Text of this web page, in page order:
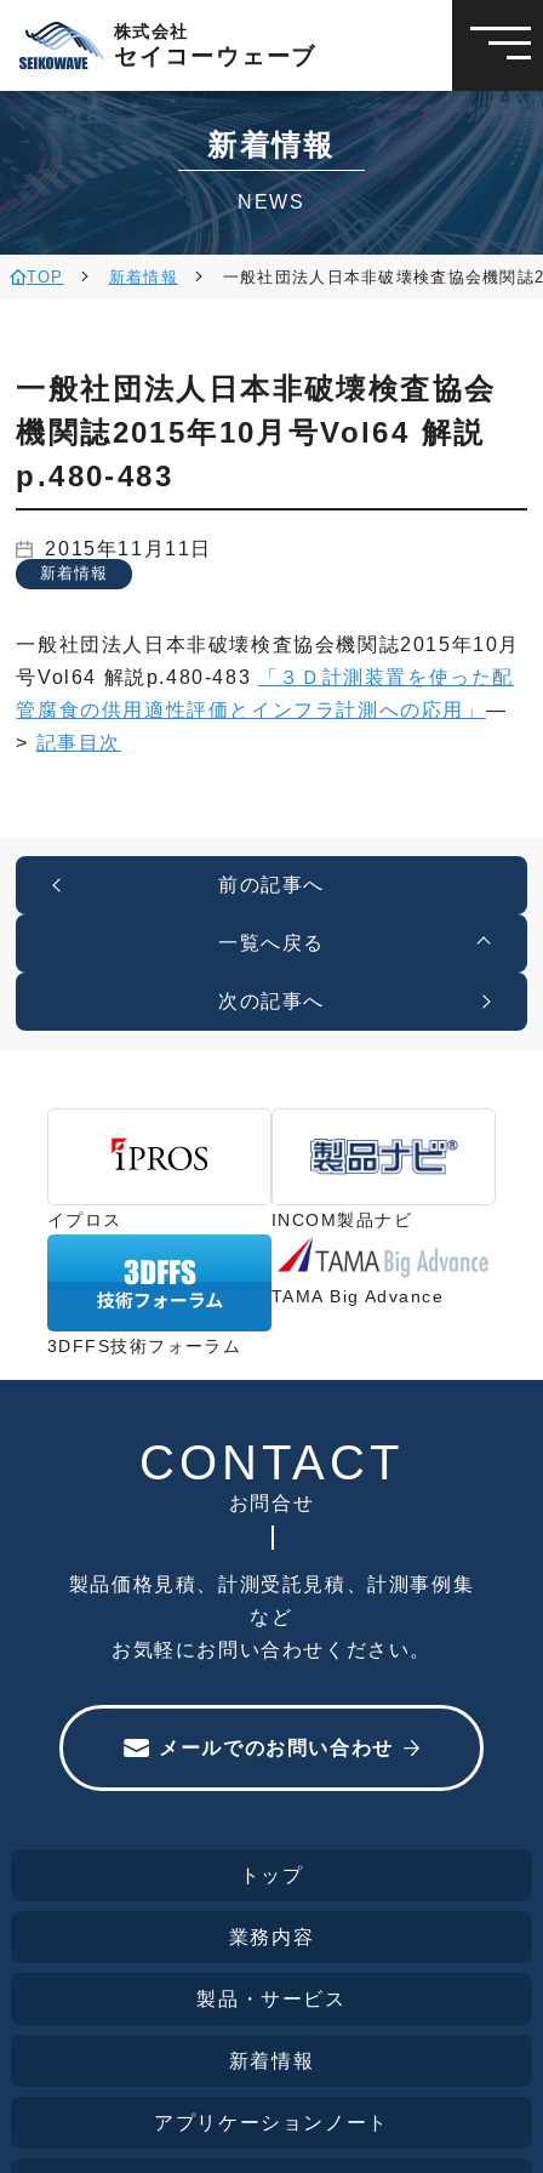
株式会社
セイコーウェーブ
新着情報
NEWS
TOP 新着情報 一般社団法人日本非破壊検査協会機関
一般社団法人日本非破壊検査協会
機関誌2015年10月号Vol64 解説
p.480-483
2015年11月11日
新着情報
一般社団法人日本非破壊検査協会機関誌2015年10月
号Vol64 解説p.480-483
「３Ｄ計測装置を使った配
管腐食の供用適性評価とインフラ計測への応用」 —
> 記事目次
前の記事へ
一覧へ戻る
次の記事へ
イプロス INCOM製品ナビ
3DFFS技術フォーラム
TAMA Big Advance
CONTACT
お問合せ
製品価格見積、計測受託見積、計測事例集
など
お気軽にお問い合わせください。
メールでのお問い合わせ
トップ
業務内容
製品・サービス
新着情報
アプリケーションノート